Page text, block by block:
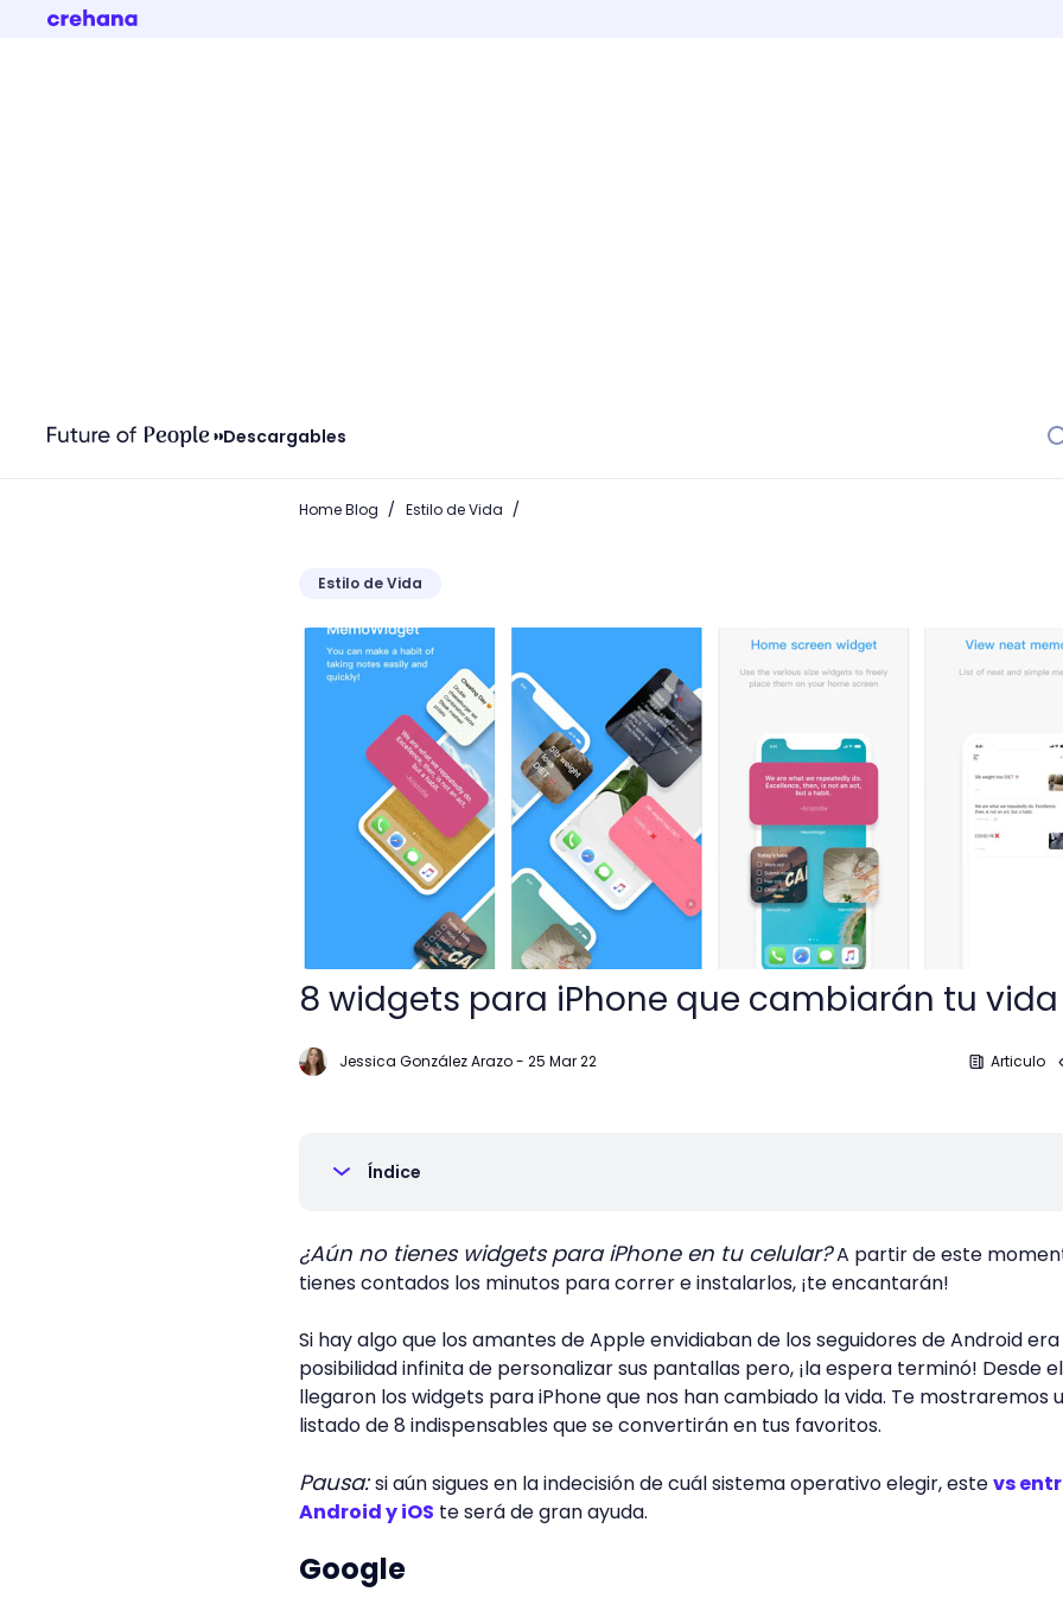
Descargables
Home Blog / Estilo de Vida /
Estilo de Vida
8 widgets para iPhone que cambiarán tu vida
8 widgets para iPhone que cambiarán tu vida
Jessica González Arazo- 25 Mar 22 Articulo
Índice
¿Aún no tienes widgets para iPhone en tu celular?A partir de este
tienes contados los minutos para correr e instalarlos, ¡te encantarán!
Si hay algo que los amantes de Apple envidiaban de los seguidores de Android
posibilidad infinita de personalizar sus pantallas pero, ¡la espera terminó! Desde
llegaron los widgets para iPhone que nos han cambiado la vida. Te mostraremos
listado de 8 indispensables que se convertirán en tus favoritos.
Pausa:si aún sigues en la indecisión de cuál sistema operativo elegir, estevs
Android y iOS te será de gran ayuda.
Google